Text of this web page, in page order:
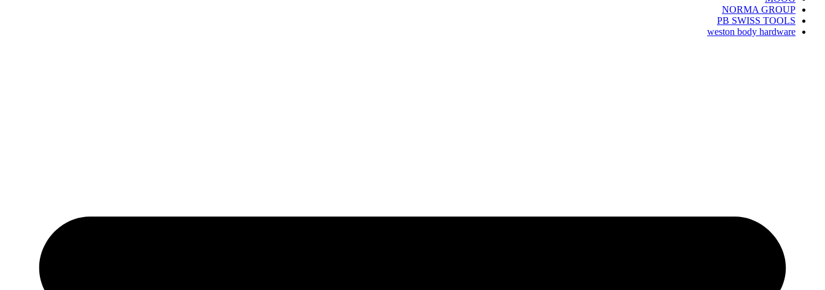
NORMA GROUP
PB SWISS TOOLS
weston body hardware